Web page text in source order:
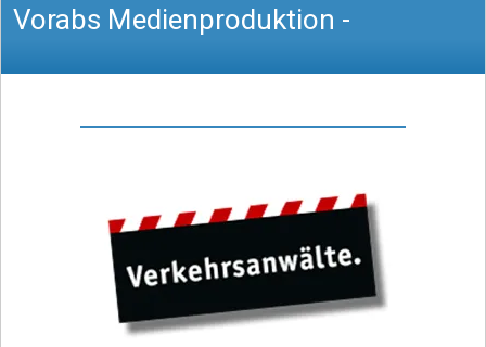
Vorabs Medienproduktion -
Nachrichten, Texte, Podcast, O-Töne,